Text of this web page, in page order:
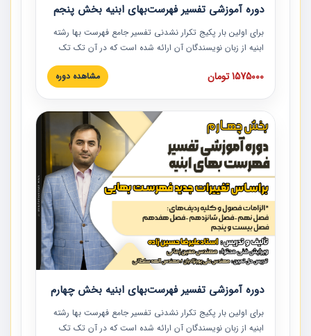
دوره آموزشی تفسیر فهرست‌بهای ابنیه بخش پنجم
برای اولین بار پکیج تکرار نشدنی تفسیر جامع فهرست بها رشته
ابنیه از زبان نویسندگان آن ارائه شده است که در آن تک تک
ردیف ها و مطالب فهرست بها تفسیر و ارائه شده است. این
دوره به صورت کامل تصویری بوده و به همراه تصاویر عملیات
دوره با کلام مهندس علیرضاحسین‌زاده مدیر پروژه مهندسی
مشاور در امر بازنگری فهرست بها رشته ابنیه ارائه شده و به تمام
همکارانی که در حوزه صنعت ساخت در حال فعالیت هستند حتما
توصیه می کنیم از مطالب این دوره استفاده نمایند.
1575000 تومان مشاهده دوره
دوره آموزشی تفسیر فهرست‌بهای ابنیه بخش چهارم
برای اولین بار پکیج تکرار نشدنی تفسیر جامع فهرست بها رشته
ابنیه از زبان نویسندگان آن ارائه شده است که در آن تک تک